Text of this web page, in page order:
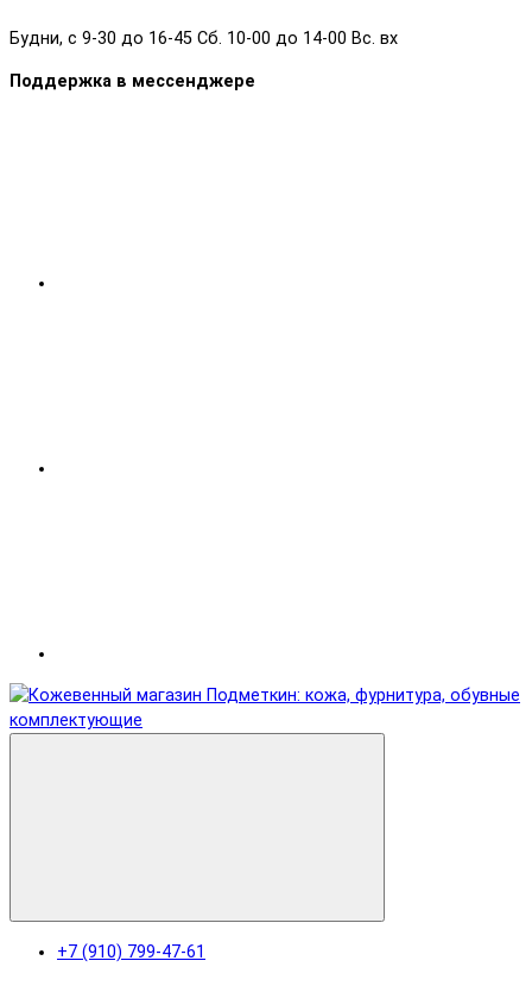
Будни, с 9-30 до 16-45 Сб. 10-00 до 14-00 Вс. вх
Поддержка в мессенджере
+7 (910) 799-47-61